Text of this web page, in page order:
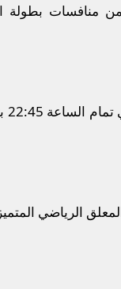
منافسات بطولة
تمام الساعة 22:45
الرياضي المتميز